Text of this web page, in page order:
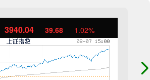
3940.04 39.68 1.02%